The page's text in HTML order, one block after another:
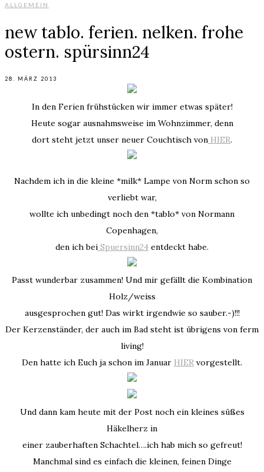
ALLGEMEIN
new tablo. ferien. nelken. frohe
ostern. spürsinn24
28. MÄRZ 2013
In den Ferien frühstücken wir immer etwas später!
Heute sogar ausnahmsweise im Wohnzimmer, denn
dort steht jetzt unser neuer Couchtisch von HIER.
Nachdem ich in die kleine *milk* Lampe von Norm schon so
verliebt war,
wollte ich unbedingt noch den *tablo* von Normann
Copenhagen,
den ich bei Spuersinn24 entdeckt habe.
Passt wunderbar zusammen! Und mir gefällt die Kombination
Holz/weiss
ausgesprochen gut! Das wirkt irgendwie so sauber.-)!!!
Der Kerzenständer, der auch im Bad steht ist übrigens von ferm
living!
Den hatte ich Euch ja schon im Januar HIER vorgestellt.
Und dann kam heute mit der Post noch ein kleines süßes
Häkelherz in
einer zauberhaften Schachtel….ich hab mich so gefreut!
Manchmal sind es einfach die kleinen, feinen Dinge